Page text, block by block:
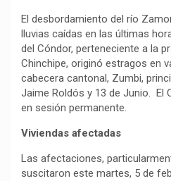
El desbordamiento del río
lluvias caídas en las últimas
del Cóndor, perteneciente a la
Chinchipe, originó estragos en
cabecera cantonal, Zumbi,
Jaime Roldós y 13 de Junio. El
en sesión permanente.
Viviendas afectadas
Las afectaciones,
suscitaron este martes, 5 de